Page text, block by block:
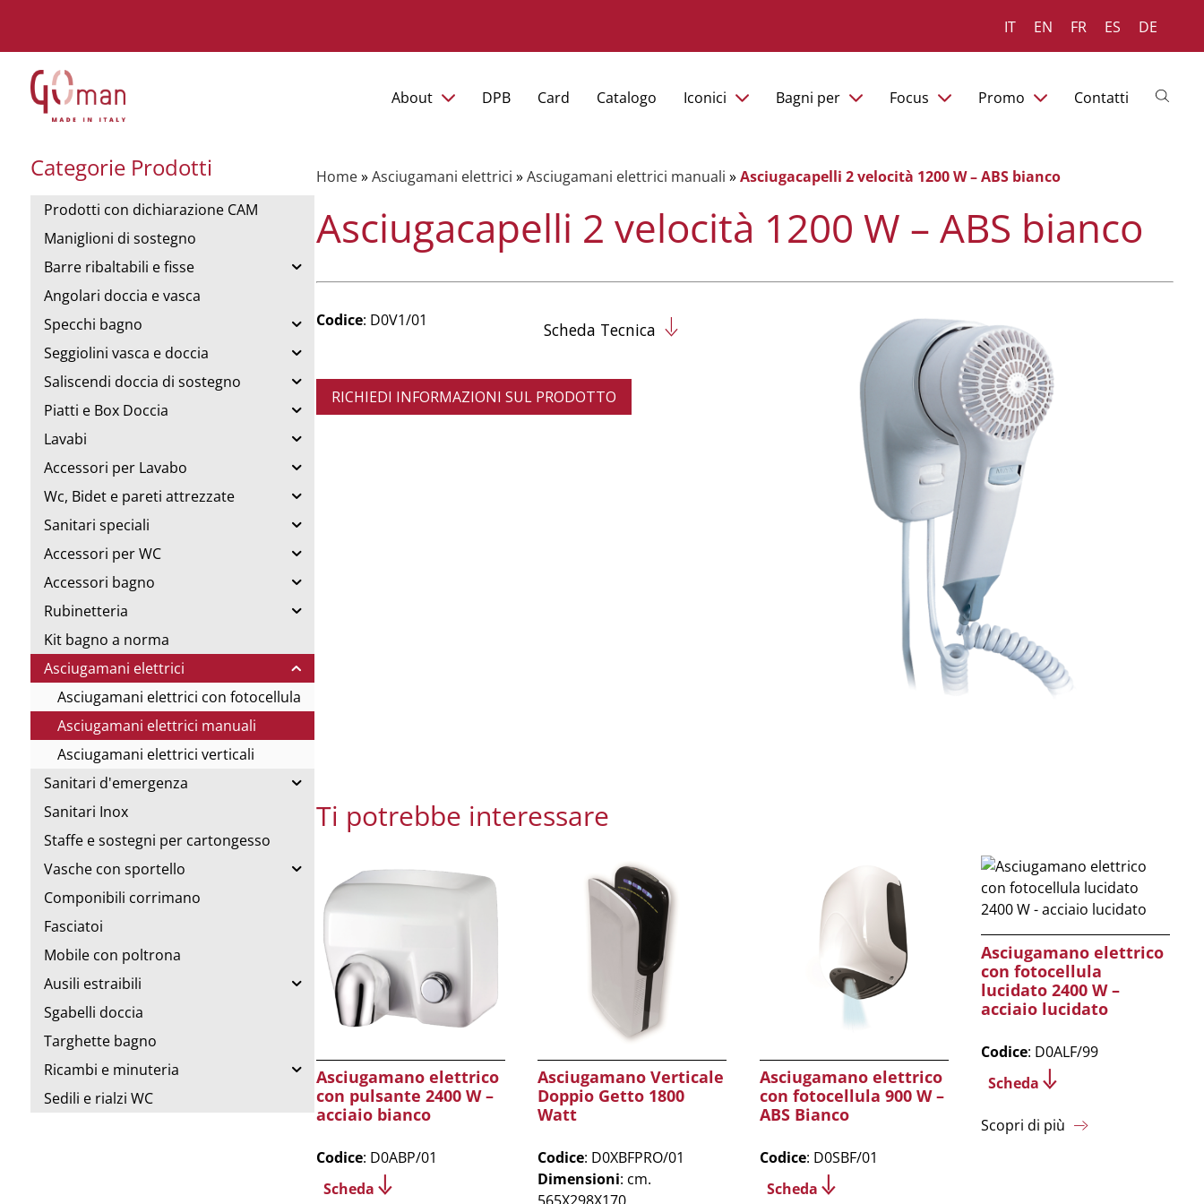
IT EN FR ES DE
About DPB Card Catalogo Iconici Bagni per Focus Promo Contatti
Categorie Prodotti
Prodotti con dichiarazione CAM
Maniglioni di sostegno
Barre ribaltabili e fisse
Angolari doccia e vasca
Specchi bagno
Seggiolini vasca e doccia
Saliscendi doccia di sostegno
Piatti e Box Doccia
Lavabi
Accessori per Lavabo
Wc, Bidet e pareti attrezzate
Sanitari speciali
Accessori per WC
Accessori bagno
Rubinetteria
Kit bagno a norma
Asciugamani elettrici
Asciugamani elettrici con fotocellula
Asciugamani elettrici manuali
Asciugamani elettrici verticali
Sanitari d'emergenza
Sanitari Inox
Staffe e sostegni per cartongesso
Vasche con sportello
Componibili corrimano
Fasciatoi
Mobile con poltrona
Ausili estraibili
Sgabelli doccia
Targhette bagno
Ricambi e minuteria
Sedili e rialzi WC
Home»Asciugamani elettrici »Asciugamani elettrici manuali »Asciugacapelli 2 velocità 1200 W – ABS bianco
Asciugacapelli 2 velocità 1200 W – ABS bianco
Codice: D0V1/01 Scheda Tecnica
RICHIEDI INFORMAZIONI SUL PRODOTTO
Ti potrebbe interessare
Asciugamano elettrico
con pulsante 2400 W –
acciaio bianco
Codice: D0ABP/01
Scheda
Asciugamano Verticale
Doppio Getto 1800
Watt
Codice: D0XBFPRO/01
Dimensioni: cm.
Asciugamano elettrico
con fotocellula 900 W –
ABS Bianco
Codice: D0SBF/01
Scheda
Asciugamano elettrico
con fotocellula
lucidato 2400 W –
acciaio lucidato
Codice: D0ALF/99
Scheda
Scopri di più